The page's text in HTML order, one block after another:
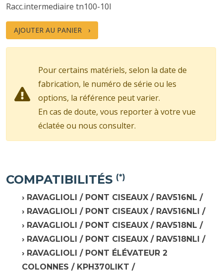
Racc.intermediaire tn100-10l
AJOUTER AU PANIER
Pour certains matériels, selon la date de
fabrication, le numéro de série ou les
options, la référence peut varier.
En cas de doute, vous reporter à votre vue
éclatée ou nous consulter.
COMPATIBILITÉS (*)
RAVAGLIOLI / PONT CISEAUX / RAV516NL /
RAVAGLIOLI / PONT CISEAUX / RAV516NLI /
RAVAGLIOLI / PONT CISEAUX / RAV518NL /
RAVAGLIOLI / PONT CISEAUX / RAV518NLI /
RAVAGLIOLI / PONT ÉLÉVATEUR 2
COLONNES / KPH370LIKT /